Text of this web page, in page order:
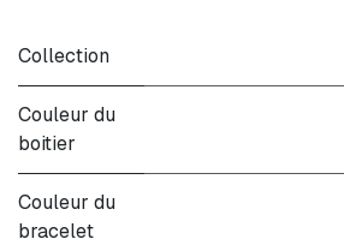
Collection
Couleur du
boitier
Couleur du
bracelet